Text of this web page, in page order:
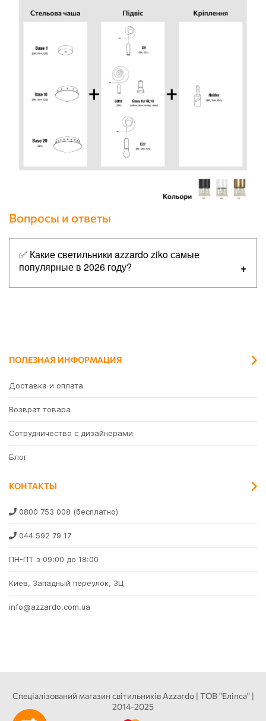
Вопросы и ответы
✅ Какие светильники azzardo ziko самые
популярные в 2026 году?
✔Azzardo AZ2680 Ziko G9 6 meters (black)
ПОЛЕЗНАЯ ИНФОРМАЦИЯ
Доставка и оплата
Возврат товара
Сотрудничество с дизайнерами
Блог
КОНТАКТЫ
0800 753 008 (бесплатно)
044 592 79 17
ПН-ПТ з 09:00 до 18:00
Киев, Западный переулок, 3Ц
info@azzardo.com.ua
Спеціалізований магазин світильників Azzardo | ТОВ "Еліпса" |
2014-2025